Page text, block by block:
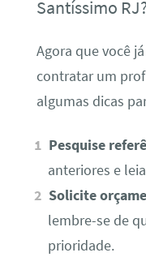
Santíssimo
Agora que você
contratar um
algumas dicas
Pesquise
anteriores e
Solicite
lembre-se de
prioridade.